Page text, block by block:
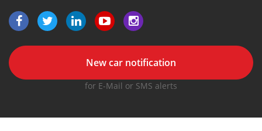
New car notification
for E-Mail or SMS alerts